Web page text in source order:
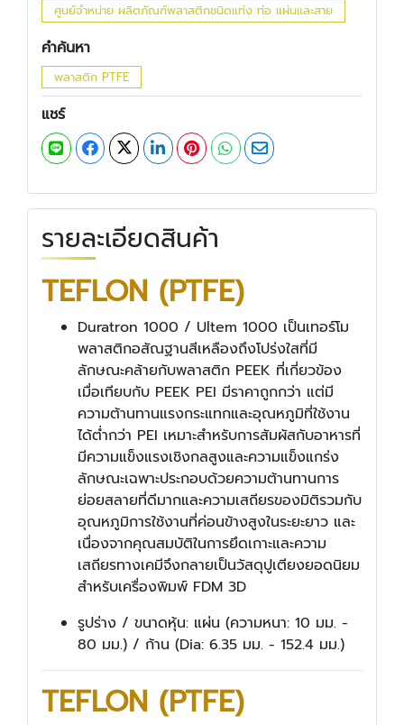
ศูนย์จำหน่าย ผลิตภัณฑ์พลาสติกชนิดแท่ง ท่อ แผ่นและสาย
คำค้นหา
พลาสติก PTFE
แชร์
รายละเอียดสินค้า
TEFLON (PTFE)
Duratron 1000 / Ultem 1000 เป็นเทอร์โม
พลาสติกอสัณฐานสีเหลืองถึงโปร่งใสที่มี
ลักษณะคล้ายกับพลาสติก PEEK ที่เกี่ยวข้อง
เมื่อเทียบกับ PEEK PEI มีราคาถูกกว่า แต่มี
ความต้านทานแรงกระแทกและอุณหภูมิที่ใช้งาน
ได้ต่ำกว่า PEI เหมาะสำหรับการสัมผัสกับอาหารที่
มีความแข็งแรงเชิงกลสูงและความแข็งแกร่ง
ลักษณะเฉพาะประกอบด้วยความต้านทานการ
ย่อยสลายที่ดีมากและความเสถียรของมิติรวมกับ
อุณหภูมิการใช้งานที่ค่อนข้างสูงในระยะยาว และ
เนื่องจากคุณสมบัติในการยึดเกาะและความ
เสถียรทางเคมีจึงกลายเป็นวัสดุปูเตียงยอดนิยม
สำหรับเครื่องพิมพ์ FDM 3D
รูปร่าง / ขนาดหุ้น: แผ่น (ความหนา: 10 มม. -
80 มม.) / ก้าน (Dia: 6.35 มม. - 152.4 มม.)
TEFLON (PTFE)